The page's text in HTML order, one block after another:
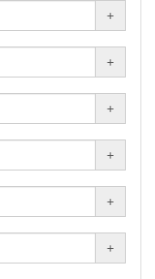
+
+
+
+
+
+